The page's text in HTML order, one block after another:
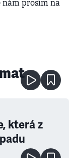
nám prosím na
která z